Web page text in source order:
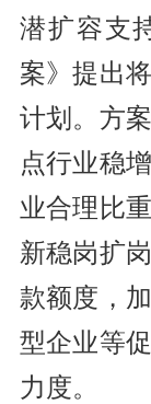
潜扩容支
案》提出
计划。方
点行业稳
业合理比
新稳岗扩
款额度，
型企业等
力度。